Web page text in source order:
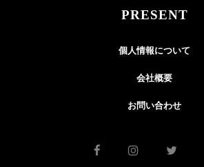
PRESENT
個人情報について
会社概要
お問い合わせ